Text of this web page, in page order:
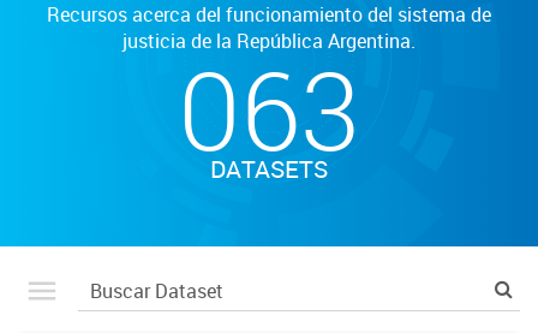
Recursos acerca del funcionamiento del sistema de
justicia de la República Argentina.
063
DATASETS